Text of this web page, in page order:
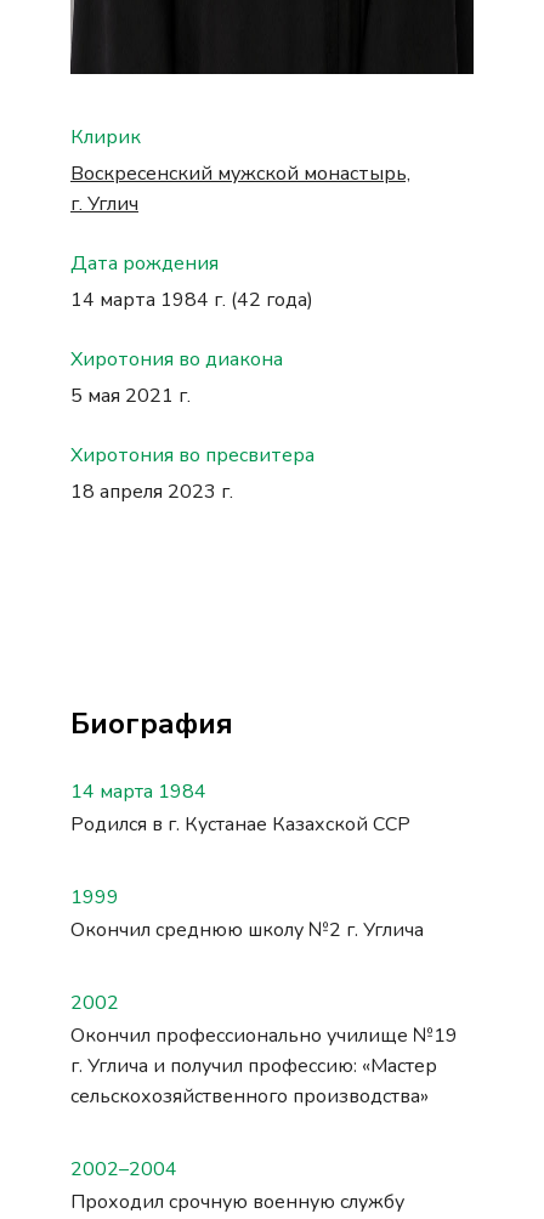
Клирик
Воскресенский мужской монастырь,
г. Углич
Дата рождения
14 марта 1984 г. (42 года)
Хиротония во диакона
5 мая 2021 г.
Хиротония во пресвитера
18 апреля 2023 г.
Биография
14 марта 1984
Родился в г. Кустанае Казахской ССР
1999
Окончил среднюю школу №2 г. Углича
2002
Окончил профессионально училище №19
г. Углича и получил профессию: «Мастер
сельскохозяйственного производства»
2002–2004
Проходил срочную военную службу